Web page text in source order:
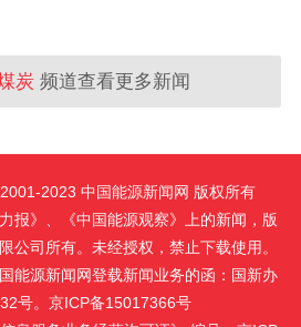
炭 频道查看更多新闻
2023 中国能源新闻网 版权所有
报》、《中国能源观察》上的新闻，版
公司所有。未经授权，禁止下载使用。
能源新闻网登载新闻业务的函：国新办
号。京ICP备15017366号